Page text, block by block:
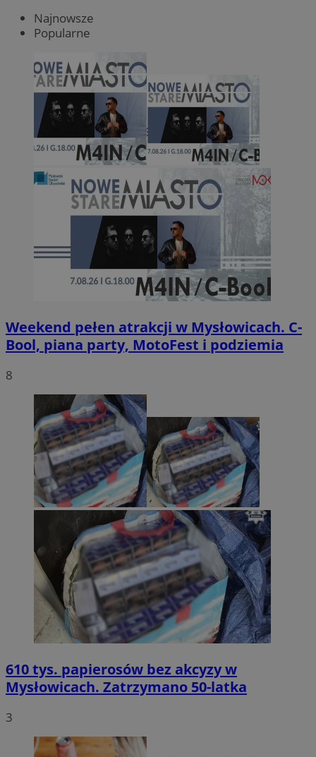
Najnowsze
Popularne
Weekend pełen atrakcji w Mysłowicach. C-
Bool, piana party, MotoFest i podziemia
8
610 tys. papierosów bez akcyzy w
Mysłowicach. Zatrzymano 50-latka
3